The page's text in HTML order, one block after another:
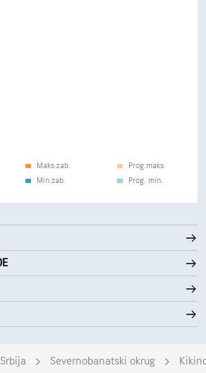
Maks.zab.
Min.zab.
Prog.maks.
Prog. min.
Srbija Severnobanatski okrug